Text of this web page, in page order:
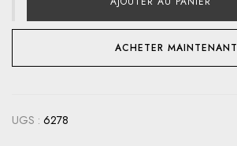
ACHETER MAINTENANT
UGS : 6278